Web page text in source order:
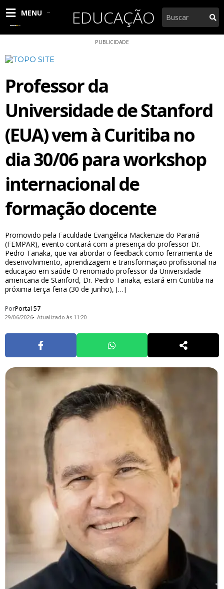
para
MENU EDUCAÇÃO Pesquisar
PUBLICIDADE
Professor da
Universidade de Stanford
(EUA) vem à Curitiba no
dia 30/06 para workshop
internacional de
formação docente
Promovido pela Faculdade Evangélica Mackenzie do Paraná
(FEMPAR), evento contará com a presença do professor Dr.
Pedro Tanaka, que vai abordar o feedback como ferramenta de
desenvolvimento, aprendizagem e transformação profissional na
educação em saúde O renomado professor da Universidade
americana de Stanford, Dr. Pedro Tanaka, estará em Curitiba na
próxima terça-feira (30 de junho), […]
PorPortal 57
29/06/2026 Atualizado às 11:20